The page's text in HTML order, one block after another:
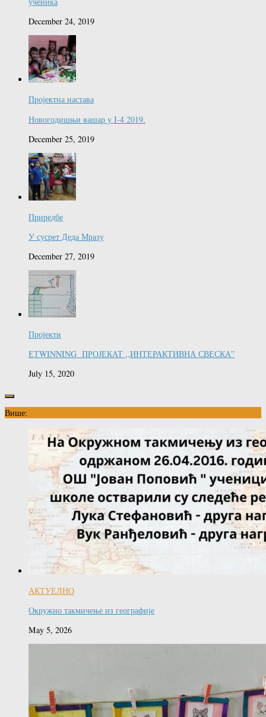
December 24, 2019
Пројектна настава
Новогодишњи вашар у I-4 2019.
December 25, 2019
Приредбе
У сусрет Деда Мразу
December 27, 2019
Пројекти
ЕТWINNING ПРОЈЕКАТ ,,ИНТЕРАКТИВНА СВЕСКА”
July 15, 2020
Више:
АКТУЕЛНО
Окружно такмичење из географије
May 5, 2026